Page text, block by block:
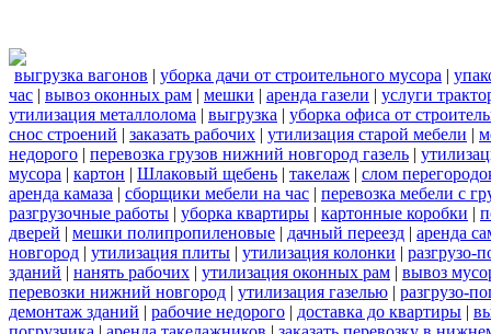
выгрузка вагонов | уборка дачи от строительного мусора |
час | вывоз оконных рам | мешки | аренда газели | услуги
утилизация металлолома | выгрузка | уборка офиса от
снос строений | заказать рабочих | утилизация старой мебели |
недорого | перевозка грузов нижний новгород газель |
мусора | картон | Шлаковый щебень | такелаж | слом
аренда камаза | сборщики мебели на час | перевозка мебели с
разгрузочные работы | уборка квартиры | картонные коробки |
дверей | мешки полипропиленовые | дачный переезд | аренда
новгород | утилизация плиты | утилизация колонки | разгрузо-
зданий | нанять рабочих | утилизация оконных рам | вывоз
перевозки нижний новгород | утилизация газелью | разгрузо-
демонтаж зданий | рабочие недорого | доставка до квартиры |